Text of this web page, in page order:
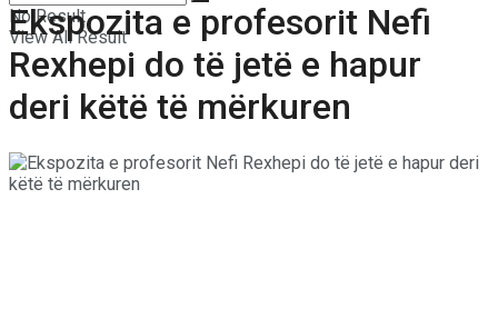
No Result
View All Result
Ekspozita e profesorit Nefi
Rexhepi do të jetë e hapur
deri këtë të mërkuren